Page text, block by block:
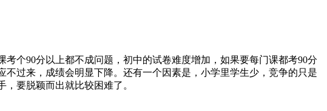
个90分以上都不成问题，初中的试卷难度增加，如果要每门课都考90分
过来，成绩会明显下降。还有一个因素是，小学里学生少，竞争的只是
要脱颖而出就比较困难了。